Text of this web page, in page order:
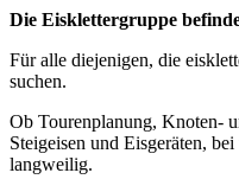
Die Eisklettergruppe
Für alle diejenigen, die
suchen.
Ob Tourenplanung, Knoten-
Steigeisen und Eisgeräten,
langweilig.